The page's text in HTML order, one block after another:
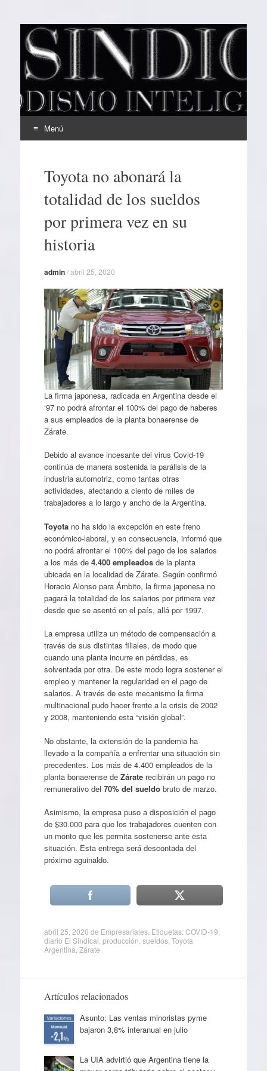
EL SINDICAL
Periodismo Inteligente
Menú
contenidoToyota no abonará la
totalidad de los sueldos
por primera vez en su
historia
admin/abril 25, 2020
La firma japonesa, radicada en Argentina desde el
‘97 no podrá afrontar el 100% del pago de haberes
a sus empleados de la planta bonaerense de
Zárate.
Debido al avance incesante del virus Covid-19
continúa de manera sostenida la parálisis de la
industria automotriz, como tantas otras
actividades, afectando a ciento de miles de
trabajadores a lo largo y ancho de la Argentina.
Toyotano ha sido la excepción en este freno
económico-laboral, y en consecuencia, informó que
no podrá afrontar el 100% del pago de los salarios
a los más de 4.400 empleadosde la planta
ubicada en la localidad de Zárate. Según confirmó
Horacio Alonso para Ámbito, la firma japonesa no
pagará la totalidad de los salarios por primera vez
desde que se asentó en el país, allá por 1997.
La empresa utiliza un método de compensación a
través de sus distintas filiales, de modo que
cuando una planta incurre en pérdidas, es
solventada por otra. De este modo logra sostener el
empleo y mantener la regularidad en el pago de
salarios. A través de este mecanismo la firma
multinacional pudo hacer frente a la crisis de 2002
y 2008, manteniendo esta “visión global”.
No obstante, la extensión de la pandemia ha
llevado a la compañía a enfrentar una situación sin
precedentes. Los más de 4.400 empleados de la
planta bonaerense de Záraterecibirán un pago no
remunerativo del 70% del sueldobruto de marzo.
Asimismo, la empresa puso a disposición el pago
de $30.000 para que los trabajadores cuenten con
un monto que les permita sostenerse ante esta
situación. Esta entrega será descontada del
próximo aguinaldo.
abril 25, 2020 de Empresariales. Etiquetas:COVID-19
diario El Sindical producción sueldos, Toyota
Argentina Zárate
Artículos relacionados
Asunto: Las ventas minoristas pyme
bajaron 3,8% interanual en julio
La UIA advirtió que Argentina tiene la